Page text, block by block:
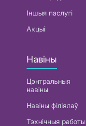
Іншыя паслугі
Акцыі
Навіны
Цэнтральныя
навіны
Навіны філіялаў
Тэхнічныя работы